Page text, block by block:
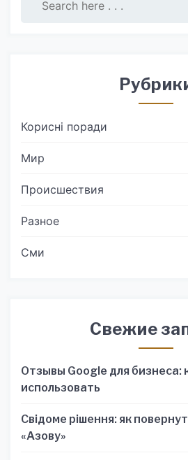
Корисні поради
Мир
Происшествия
Разное
Сми
Свежие
Отзывы Google для бизнеса:
использовать
Свідоме рішення: як
«Азову»